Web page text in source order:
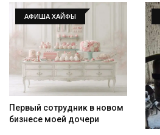
АФИША ХАЙФЫ
Первый сотрудник в новом
бизнесе моей дочери